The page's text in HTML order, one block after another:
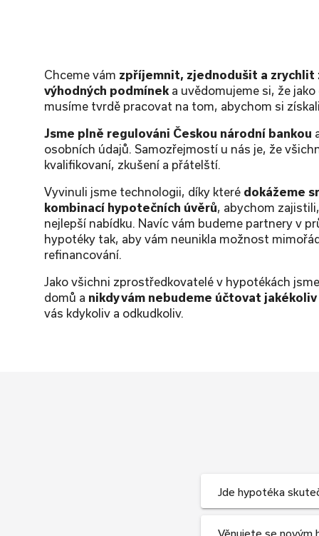
Chceme vám zpříjemnit, zjednodušit a zrychlit
výhodných podmíneka uvědomujeme si, že
musíme tvrdě pracovat na tom, abychom si
Jsme plně regulováni Českou národní bankou
osobních údajů. Samozřejmostí u nás je, že
kvalifikovaní, zkušení a přátelští.
Vyvinuli jsme technologii, díky které dokážeme
kombinací hypotečních úvěrů, abychom
nejlepší nabídku. Navíc vám budeme partnery v
hypotéky tak, aby vám neunikla možnost
refinancování.
Jako všichni zprostředkovatelé v hypotékách
domů a nikdy vám nebudeme účtovat
vás kdykoliv a odkudkoliv.
Jde hypotéka
Věnujete se novým